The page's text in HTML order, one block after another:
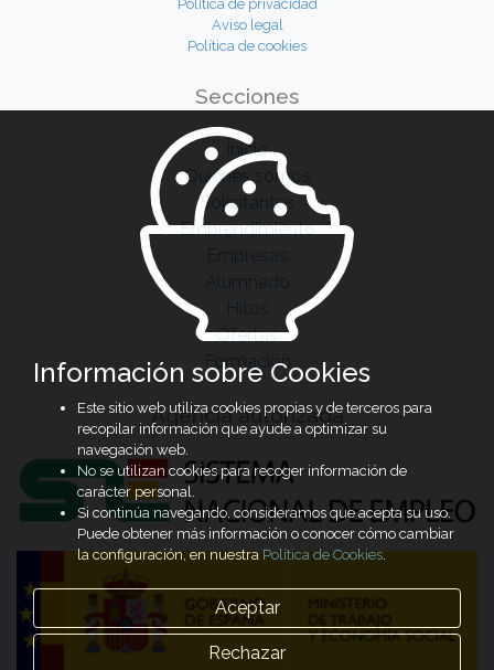
Política de privacidad
Aviso legal
Política de cookies
Secciones
Inicio
Quiénes somos
Solicitantes
Emprendimiento
Empresas
Alumnado
Hitos
Ofertas
Formación
Agencia autorizada
Información sobre Cookies
Este sitio web utiliza cookies propias y de terceros para
recopilar información que ayude a optimizar su
navegación web.
No se utilizan cookies para recoger información de
carácter personal.
Si continúa navegando, consideramos que acepta su uso.
Puede obtener más información o conocer cómo cambiar
la configuración, en nuestraPolítica de Cookies.
Aceptar
Rechazar